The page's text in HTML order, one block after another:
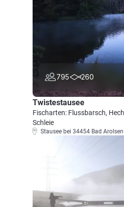
795 260
Twistestausee
Fischarten: Flussbarsch,
Schleie
Stausee bei 34454 Bad Arolsen